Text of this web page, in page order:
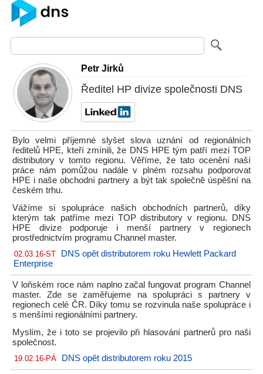
Petr Jirků
Ředitel HP divize společnosti DNS
Bylo velmi příjemné slyšet slova uznání od regionálních
ředitelů HPE, kteří zmínili, že DNS HPE tým patří mezi TOP
distributory v tomto regionu. Věříme, že tato ocenění naší
práce nám pomůžou nadále v plném rozsahu podporovat
HPE i naše obchodní partnery a být tak společně úspěšní na
českém trhu.
Vážíme si spolupráce našich obchodních partnerů, díky
kterým tak patříme mezi TOP distributory v regionu. DNS
HPE divize podporuje i menší partnery v regionech
prostřednictvím programu Channel master.
02.03.16-ST
DNS opět distributorem roku Hewlett Packard
Enterprise
V loňském roce nám naplno začal fungovat program Channel
master. Zde se zaměřujeme na spolupráci s partnery v
regionech celé ČR. Díky tomu se rozvinula naše spolupráce i
s menšími regionálními partnery.
Myslím, že i toto se projevilo při hlasování partnerů pro naši
společnost.
19.02.16-PÁ DNS opět distributorem roku 2015